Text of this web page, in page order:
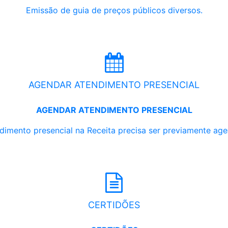
Emissão de guia de preços públicos diversos.
AGENDAR ATENDIMENTO PRESENCIAL
AGENDAR ATENDIMENTO PRESENCIAL
presencial na Receita precisa ser previamente
CERTIDÕES